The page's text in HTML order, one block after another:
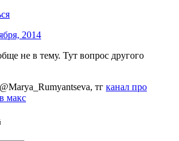
2014
не в тему. Тут вопрос другого
тг канал про
макс